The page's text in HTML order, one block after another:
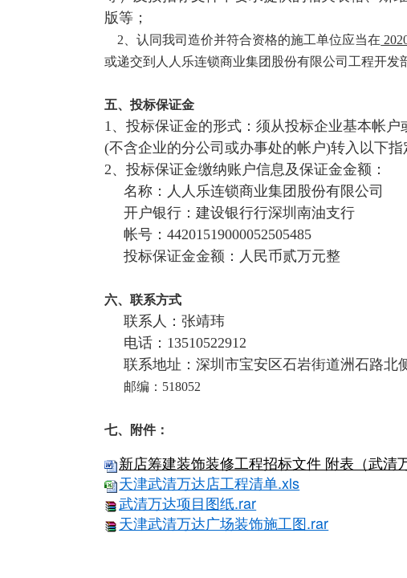
版等；
2、认同我司造价并符合资格的施工单位应当在
或递交到人人乐连锁商业集团股份有限公司工程开发
五、投标保证金
1、投标保证金的形式：须从投标企业基本帐
(不含企业的分公司或办事处的帐户)转入以下指
2、投标保证金缴纳账户信息及保证金金额：
名称：人人乐连锁商业集团股份有限公司
开户银行：建设银行行深圳南油支行
帐号：44201519000052505485
投标保证金金额：人民币贰万元整
六、联系方式
联系人：张靖玮
电话：13510522912
联系地址：深圳市宝安区石岩街道洲石路北
邮编： 518052
七、附件：
新店筹建装饰装修工程招标文件 附表（武清
天津武清万达店工程清单.xls
武清万达项目图纸.rar
天津武清万达广场装饰施工图.rar